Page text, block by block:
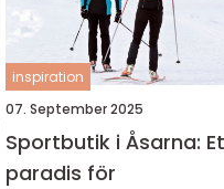
inspiration
07. September 2025
Sportbutik i Åsarna:
paradis för